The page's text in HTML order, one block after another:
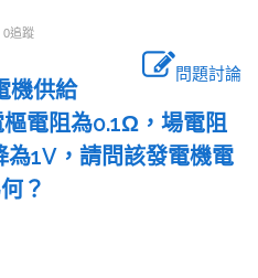
0追蹤
問題討論
機供給
電阻為0.1Ω，場電阻
1V，請問該發電機電
何？